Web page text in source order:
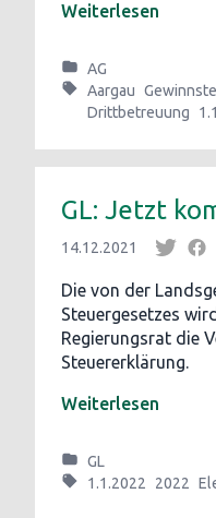
Weiterlesen
AG
Aargau
Drittbetreuung
GL: Jetzt
14.12.2021
Die von der
Steuergesetzes
Regierungsrat die
Steuererklärung.
Weiterlesen
GL
1.1.2022
2022